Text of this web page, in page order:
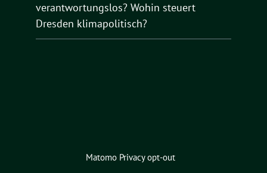
verantwortungslos? Wohin steuert
Dresden klimapolitisch?
Matomo Privacy opt-out